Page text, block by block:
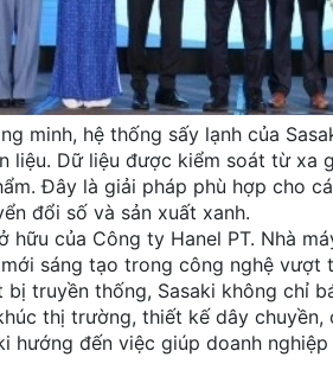
minh, hệ thống sấy lạnh của
liệu. Dữ liệu được kiểm soát từ xa
Đây là giải pháp phù hợp cho
đổi số và sản xuất xanh.
của Công ty Hanel PT. Nhà
sáng tạo trong công nghệ
truyền thống, Sasaki không chỉ
thị trường, thiết kế dây
hướng đến việc giúp doanh